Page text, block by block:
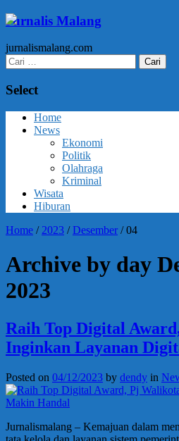
Jurnalis Malang
jurnalismalang.com
Cari
untuk:
Select
Home
News
Ekonomi
Politik
Olahraga
Kriminal
Wisata
Hiburan
Home / 2023 /Desember /04
Archive by day
2023
Raih Top Digital
Inginkan Layanan
Posted on 04/12/2023 by dendy in
Jurnalismalang – Kemajuan dalam